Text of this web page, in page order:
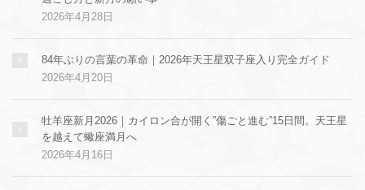
2026年4月28日
84年ぶりの言葉の革命｜2026年天王星双子座入り完全ガイド
2026年4月20日
牡羊座新月2026｜カイロン合が開く”傷ごと進む”15日間。天王星
を越えて蠍座満月へ
2026年4月16日